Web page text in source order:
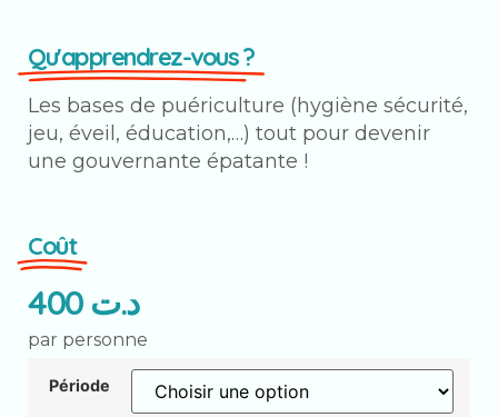
Qu'apprendrez-vous ?
Les bases de puériculture (hygiène sécurité,
jeu, éveil, éducation,…) tout pour devenir
une gouvernante épatante !
Coût
د.ت 400
par personne
Période